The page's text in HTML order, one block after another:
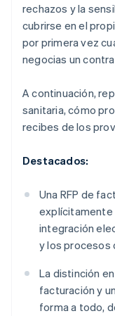
rechazos y la
cubrirse en el
por primera vez
negocias un
A continuación,
sanitaria, cómo
recibes de los
Destacados:
Una RFP de
explícitamente
integración
y los procesos
La distinción
facturación y
forma a todo,